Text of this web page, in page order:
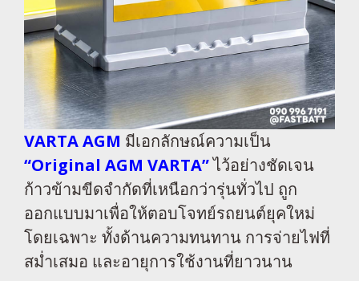
VARTA AGM มีเอกลักษณ์ความเป็น
“Original AGM VARTA”ไว้อย่างชัดเจน
ก้าวข้ามขีดจำกัดที่เหนือกว่ารุ่นทั่วไป ถูก
ออกแบบมาเพื่อให้ตอบโจทย์รถยนต์ยุคใหม่
โดยเฉพาะ ทั้งด้านความทนทาน การจ่ายไฟที่
สม่ำเสมอ และอายุการใช้งานที่ยาวนาน